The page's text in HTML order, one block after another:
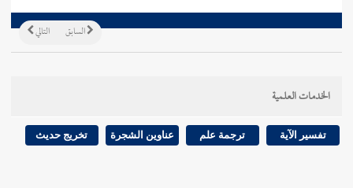
التالي السابق
الخدمات العلمية
تفسير الآية ترجمة علم عناوين الشجرة تخريج حديث